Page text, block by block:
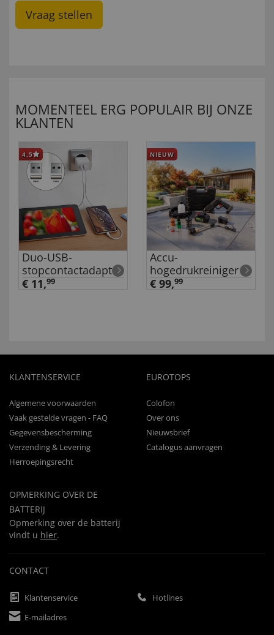
Vraag stellen
MOMENTEEL ERG POPULAIR BIJ ONZE
KLANTEN
4,5
Duo-USB-
stopcontactadapter
€ 11,99
NIEUW
Accu-
hogedrukreiniger
€ 99,99
KLANTENSERVICE
Algemene voorwaarden
Vaak gestelde vragen - FAQ
Gegevensbescherming
Verzending & Levering
Herroepingsrecht
OPMERKING OVER DE
BATTERIJ
Opmerking over de batterij
vindt u hier.
EUROTOPS
Colofon
Over ons
Nieuwsbrief
Catalogus aanvragen
CONTACT
Klantenservice
Hotlines
E-mailadres